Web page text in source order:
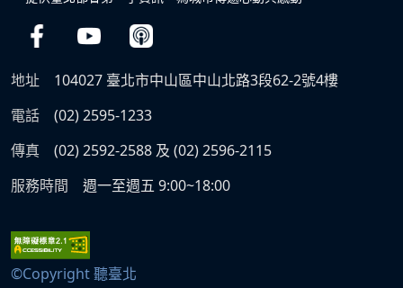
地址
104027 臺北市中山區中山北路3段62-2號4樓
電話
(02) 2595-1233
傳真
(02) 2592-2588 及 (02) 2596-2115
服務時間
週一至週五 9:00~18:00
©Copyright 聽臺北